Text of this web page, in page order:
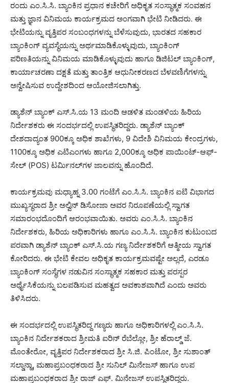
ರಂದು ಎಂ.ಸಿ.ಸಿ. ಬ್ಯಾಂಕಿನ ಪ್ರಧಾನ ಕಚೇರಿಗೆ ಅಧಿಕೃತ ಸಂಸ್ಥಾತ್ಮಕ ಸಂವಹನ
ಮತ್ತು ಜ್ಞಾನ ವಿನಿಮಯ ಕಾರ್ಯಕ್ರಮದ ಅಂಗವಾಗಿ ಭೇಟಿ ನೀಡಿದರು. ಈ
ಭೇಟಿಯನ್ನು ವೃತ್ತಿಪರ ಸಂಬಂಧಗಳನ್ನು ಬೆಳೆಸುವುದು, ಭಾರತದ ಸಹಕಾರ
ಬ್ಯಾಂಕಿಂಗ್ ವ್ಯವಸ್ಥೆಯನ್ನು ಅರ್ಥಮಾಡಿಕೊಳ್ಳುವುದು, ಬ್ಯಾಂಕಿಂಗ್
ಪರಿಣತಿಯನ್ನು ವಿನಿಮಯ ಮಾಡಿಕೊಳ್ಳುವುದು ಹಾಗೂ ಡಿಜಿಟಲ್ ಬ್ಯಾಂಕಿಂಗ್,
ಕಾರ್ಯಾಚರಣಾ ದಕ್ಷತೆ ಮತ್ತು ತಾಂತ್ರಿಕ ಆಧುನೀಕರಣದ ಬೆಳವಣಿಗೆಗಳನ್ನು
ಅನ್ವೇಷಿಸುವ ಉದ್ದೇಶದಿಂದ ಆಯೋಜಿಸಲಾಗಿತ್ತು.
ಡ್ಯಾಶೆನ್ ಬ್ಯಾಂಕ್ ಎಸ್.ಸಿ.ಯ 13 ಮಂದಿ ಆಡಳಿತ ಮಂಡಳಿಯ ಹಿರಿಯ
ನಿರ್ದೇಶಕರು ಈ ಸಂದರ್ಭದಲ್ಲಿ ಉಪಸ್ಥಿತರಿದ್ದರು. ಡ್ಯಾಶೆನ್ ಬ್ಯಾಂಕ್
ದೇಶದಾದ್ಯಂತ 900ಕ್ಕೂ ಅಧಿಕ ಶಾಖೆಗಳು, 9 ವಿದೇಶಿ ವಿನಿಮಯ ಕೇಂದ್ರಗಳು,
1100ಕ್ಕೂ ಅಧಿಕ ಎಟಿಎಂಗಳು ಹಾಗೂ 2,000ಕ್ಕೂ ಅಧಿಕ ಪಾಯಿಂಟ್-ಆಫ್-
ಸೇಲ್ (POS) ಟರ್ಮಿನಲ್‌ಗಳ ಜಾಲವನ್ನು ಹೊಂದಿದೆ.
ಕಾರ್ಯಕ್ರಮವು ಮಧ್ಯಾಹ್ನ 3.00 ಗಂಟೆಗೆ ಎಂ.ಸಿ.ಸಿ. ಬ್ಯಾಂಕಿನ ಐಟಿ ವಿಭಾಗದ
ಮುಖ್ಯಸ್ಥರಾದ ಶ್ರೀ ಅಲ್ವಿನ್ ಡಿಸೋಜಾ ಅವರ ನಿರೂಪಣೆಯಲ್ಲಿ ಸ್ವಾಗತ
ಸಮಾರಂಭದೊಂದಿಗೆ ಆರಂಭವಾಯಿತು. ಅವರು ಎಂ.ಸಿ.ಸಿ. ಬ್ಯಾಂಕಿನ
ನಿರ್ದೇಶಕರು, ಹಿರಿಯ ಅಧಿಕಾರಿಗಳು ಹಾಗೂ ಎಂ.ಸಿ.ಸಿ. ಬ್ಯಾಂಕಿನ ಕುಟುಂಬದ
ಪರವಾಗಿ ಡ್ಯಾಶೆನ್ ಬ್ಯಾಂಕ್ ಎಸ್.ಸಿ.ಯ ಗಣ್ಯ ನಿರ್ದೇಶಕರಿಗೆ ಆತ್ಮೀಯ ಸ್ವಾಗತ
ಕೋರಿದರು. ಈ ಭೇಟಿ ಕೇವಲ ಅಧಿಕೃತ ಕಾರ್ಯಕ್ರಮವಷ್ಟೇ ಅಲ್ಲದೆ, ಎರಡೂ
ಬ್ಯಾಂಕಿಂಗ್ ಸಂಸ್ಥೆಗಳ ನಡುವಿನ ಸಂಸ್ಥಾತ್ಮಕ ಸಹಕಾರ ಮತ್ತು ಪರಸ್ಪರ
ಅರ್ಥೈಸಿಕೆಯನ್ನು ಬಲಪಡಿಸುವ ಮಹತ್ವದ ಅವಕಾಶವಾಗಿದೆ ಎಂದು ಅವರು
ತಿಳಿಸಿದರು.
ಈ ಸಂದರ್ಭದಲ್ಲಿ ಉಪಸ್ಥಿತರಿದ್ದ ಗಣ್ಯರು ಹಾಗೂ ಅಧಿಕಾರಿಗಳಲ್ಲಿ ಎಂ.ಸಿ.ಸಿ.
ಬ್ಯಾಂಕಿನ ನಿರ್ದೇಶಕರಾದ ಶ್ರೀಮತಿ ಐರಿನ್ ರೆಬೆಲ್ಲೋ, ಶ್ರೀ ಹೆರಾಲ್ಡ್ ಜೆ.
ಮೊಂತೇರೋ, ವೃತ್ತಿಪರ ನಿರ್ದೇಶಕರಾದ ಶ್ರೀ ಸಿ.ಜಿ. ಪಿಂಟೋ, ಶ್ರೀ ಸುಶಾಂತ್
ಸಲ್ಡಾನ್ಹಾ, ಮಹಾಪ್ರಬಂಧಕರಾದ ಶ್ರೀ ಸುನಿಲ್ ಮಿನೇಜಸ್ ಹಾಗೂ ಉಪ
ಮಹಾಪ್ರಬಂಧಕರಾದ ಶ್ರೀ ರಾಜ್ ಎಫ್. ಮಿನೇಜಸ್ ಉಪಸ್ಥಿತರಿದ್ದರು.